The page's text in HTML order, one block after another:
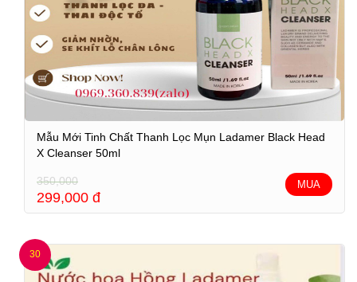
Mẫu Mới Tinh Chất Thanh Lọc Mụn Ladamer Black Head
X Cleanser 50ml
350,000
299,000 đ
MUA
30